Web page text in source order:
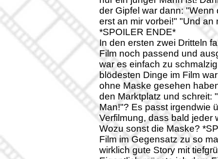
der Gipfel war dann:
erst an mir vorbei!" "Und an
*SPOILER ENDE*
In den ersten zwei Dritteln
Film noch passend und
war es einfach zu
blödesten Dinge im Film
ohne Maske gesehen
den Marktplatz und schreit:
Man!"? Es passt irgendwie
Verfilmung, dass bald jeder
Wozu sonst die Maske?
Film im Gegensatz zu so
wirklich gute Story mit